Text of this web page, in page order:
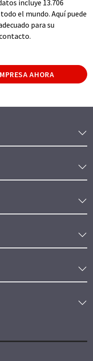
incluye 13.706
el mundo. Aquí puede
para su
AHORA